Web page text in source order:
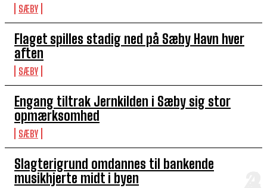
SÆBY
Flaget spilles stadig ned på Sæby Havn hver
aften
SÆBY
Engang tiltrak Jernkilden i Sæby sig stor
opmærksomhed
SÆBY
Slagterigrund omdannes til bankende
musikhjerte midt i byen